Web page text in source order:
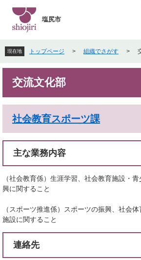
先
頭
で
を
飛
ば
本
塩尻市
現在地 トップページ > 組織でさがす >
交流文化部
社会教育スポーツ課
主な業務内容
（社会教育係）生涯学習、社会教育施設・
興に関すること
（スポーツ推進係）スポーツの振興、社会
施設に関すること
連絡先